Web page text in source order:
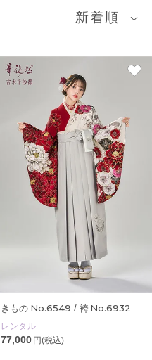
新着順
きもの No.6549 / 袴 No.6932
レンタル
77,000 円(税込)